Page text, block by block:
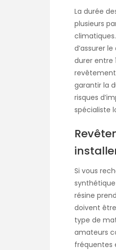
La durée
plusieurs
d’assurer
durer entre
garantir la
risques
spécialiste
Si vous
synthétique
résine
doivent
type de
amateurs
fréquentes